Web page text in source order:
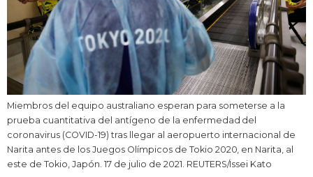
En profundidad
Más
Noticias
Datos de Japón
Fragmentos de Japón
official SNS
Miembros del equipo australiano esperan para someterse a la
prueba cuantitativa del antígeno de la enfermedad del
coronavirus (COVID-19) tras llegar al aeropuerto internacional de
Narita antes de los Juegos Olímpicos de Tokio 2020, en Narita, al
este de Tokio, Japón. 17 de julio de 2021. REUTERS/Issei Kato